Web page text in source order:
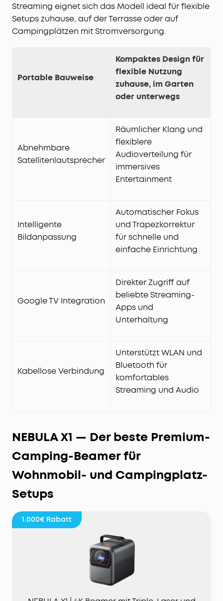
Unbegrenzte Streaming-Optionen:Mit Google TV
greifst du auf über 400.000 Filme und Serien zu –
inklusive offiziellem Netflix, ganz ohne Sideloading
oder Dongles. Dank Google Cast und Nebula Cast
oder schließt über die Anschlüsse Smartphone,
Festplatten, Spielekonsolen, Lautsprecher u. v. m.
an.
Ein einziehbares Objektiv mit
Drehungen stand, während das optische System
bis zu 30.000 Stunden präzisen Fokus
gewährleistet.
Streaming eignet sich das Modell ideal für flexible
Setups zuhause, auf der Terrasse oder auf
Campingplätzen mit Stromversorgung.
Portable Bauweise
Kompaktes Design für
flexible Nutzung
zuhause, im Garten
oder unterwegs
Abnehmbare
Satellitenlautsprecher
Räumlicher Klang und
flexiblere
Audioverteilung für
immersives
Entertainment
Intelligente
Bildanpassung
Automatischer Fokus
und Trapezkorrektur
für schnelle und
einfache Einrichtung
Google TV Integration
Direkter Zugriff auf
beliebte Streaming-
Apps und
Unterhaltung
Kabellose Verbindung
Unterstützt WLAN und
Bluetooth für
komfortables
Streaming und Audio
NEBULA X1 — Der beste Premium-
Camping-Beamer für
Wohnmobil- und Campingplatz-
Setups
1.000€ Rabatt